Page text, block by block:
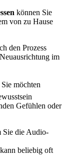
können Sie
von zu Hause
den Prozess
im
möchten
Gefühlen oder
Sie die Audio-
beliebig oft